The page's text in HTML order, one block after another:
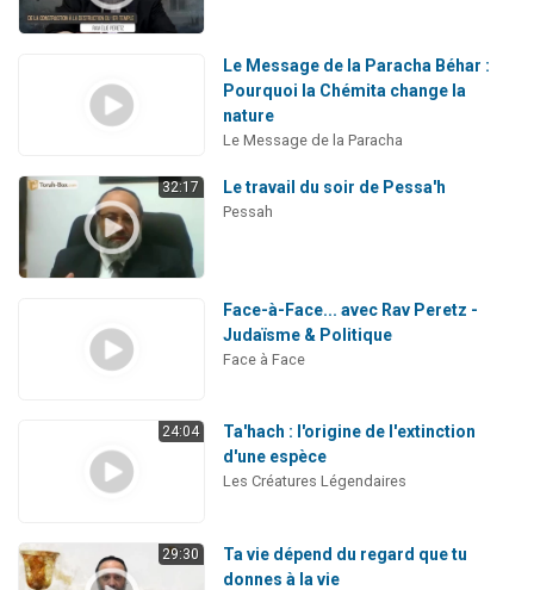
Le Message de la Paracha Béhar :
Pourquoi la Chémita change la
nature
Le Message de la Paracha
32:17 Le travail du soir de Pessa'h
Pessah
Face-à-Face... avec Rav Peretz -
Judaïsme & Politique
Face à Face
24:04
Ta'hach : l'origine de l'extinction
d'une espèce
Les Créatures Légendaires
29:30
Ta vie dépend du regard que tu
donnes à la vie